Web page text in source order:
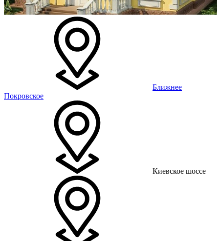
Ближнее
Покровское
Киевское шоссе